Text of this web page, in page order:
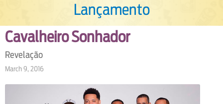
Lançamento
Cavalheiro Sonhador
Revelação
March 9, 2016